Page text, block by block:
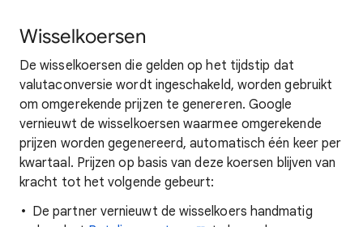
Wisselkoersen
De wisselkoersen die gelden op het tijdstip dat
valutaconversie wordt ingeschakeld, worden gebruikt
om omgerekende prijzen te genereren. Google
vernieuwt de wisselkoersen waarmee omgerekende
prijzen worden gegenereerd, automatisch één keer per
kwartaal. Prijzen op basis van deze koersen blijven van
kracht tot het volgende gebeurt:
De partner vernieuwt de wisselkoers handmatig